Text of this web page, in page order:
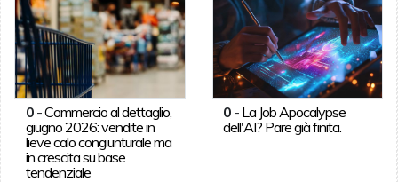
0-Commercio al dettaglio,
giugno 2026: vendite in
lieve calo congiunturale ma
in crescita su base
tendenziale
0 - La Job Apocalypse
dell'AI? Pare già finita.